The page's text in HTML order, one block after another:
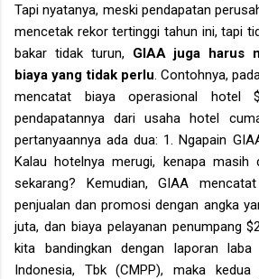
Tapi nyatanya, meski pendapatan
mencetak rekor tertinggi tahun ini, tapi
bakar tidak turun, GIAA juga harus
biaya yang tidak perlu . Contohnya,
mencatat biaya operasional hotel
pendapatannya dari usaha hotel
pertanyaannya ada dua: 1. Ngapain
Kalau hotelnya merugi, kenapa masih
sekarang? Kemudian, GIAA
penjualan dan promosi dengan angka
juta, dan biaya pelayanan penumpang
kita bandingkan dengan laporan
Indonesia, Tbk (CMPP), maka